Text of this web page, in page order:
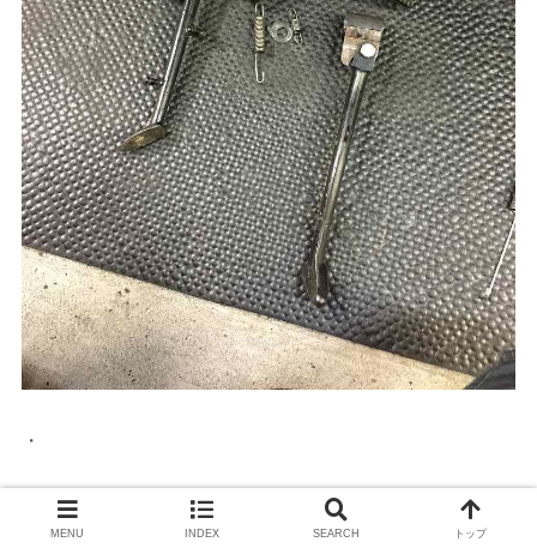
・
既存のブラケットを削除します。
MENU INDEX SEARCH トップ